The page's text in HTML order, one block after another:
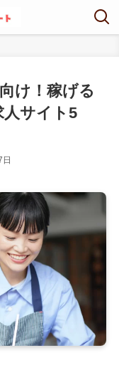
け！稼げる
サイト5